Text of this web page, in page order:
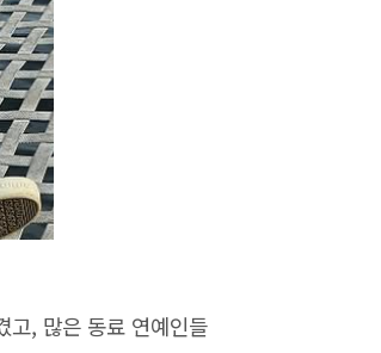
고, 많은 동료 연예인들